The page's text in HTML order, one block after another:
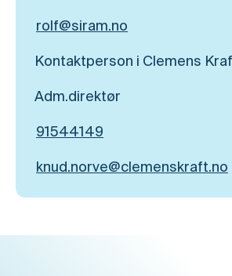
rolf@siram.no
Kontaktperson i Clemens
Adm.direktør
91544149
knud.norve@clemenskraft.no